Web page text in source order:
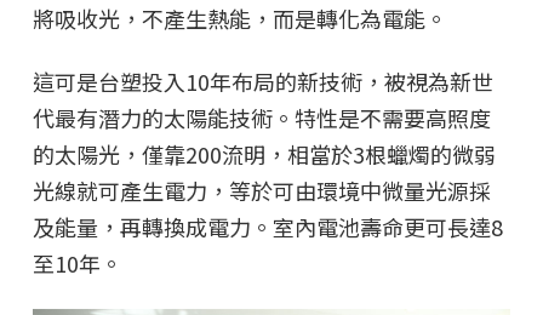
將吸收光，不產生熱能，而是轉化為電能。
這可是台塑投入10年布局的新技術，被視為新世
代最有潛力的太陽能技術。特性是不需要高照度
的太陽光，僅靠200流明，相當於3根蠟燭的微弱
光線就可產生電力，等於可由環境中微量光源採
及能量，再轉換成電力。室內電池壽命更可長達8
至10年。